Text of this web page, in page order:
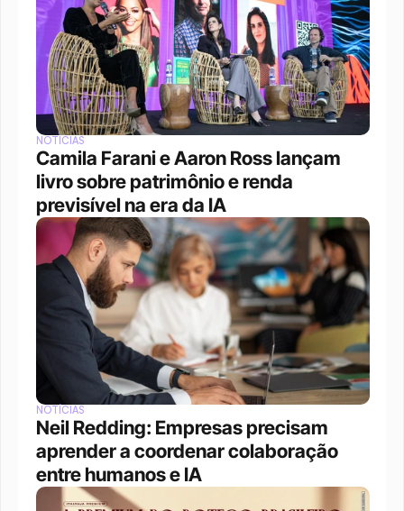
NOTÍCIAS
Camila Farani e Aaron Ross lançam
livro sobre patrimônio e renda
previsível na era da IA
NOTÍCIAS
Neil Redding: Empresas precisam
aprender a coordenar colaboração
entre humanos e IA